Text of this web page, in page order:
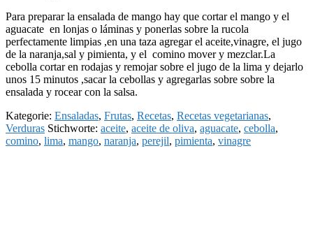
Para preparar la ensalada de mango hay que cortar el mango y el
aguacate en lonjas o láminas y ponerlas sobre la rucola
perfectamente limpias ,en una taza agregar el aceite,vinagre, el jugo
de la naranja,sal y pimienta, y el comino mover y mezclar.La
cebolla cortar en rodajas y remojar sobre el jugo de la lima y dejarlo
unos 15 minutos ,sacar la cebollas y agregarlas sobre sobre la
ensalada y rocear con la salsa.
Kategorie: Ensaladas, Frutas, Recetas, Recetas vegetarianas,
Verduras Stichworte: aceite, aceite de oliva, aguacate, cebolla,
comino, lima, mango, naranja, perejil, pimienta, vinagre